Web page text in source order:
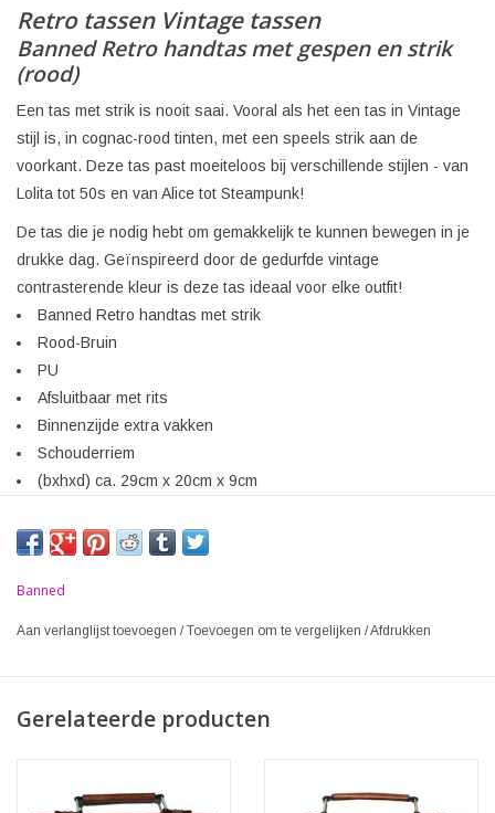
Retro tassen Vintage tassen
Banned Retro handtas met gespen en strik
(rood)
Een tas met strik is nooit saai. Vooral als het een tas in Vintage
stijl is, in cognac-rood tinten, met een speels strik aan de
voorkant. Deze tas past moeiteloos bij verschillende stijlen - van
Lolita tot 50s en van Alice tot Steampunk!
De tas die je nodig hebt om gemakkelijk te kunnen bewegen in je
drukke dag. Geïnspireerd door de gedurfde vintage
contrasterende kleur is deze tas ideaal voor elke outfit!
Banned Retro handtas met strik
Rood-Bruin
PU
Afsluitbaar met rits
Binnenzijde extra vakken
Schouderriem
(bxhxd) ca. 29cm x 20cm x 9cm
Banned
Aan verlanglijst toevoegen /Toevoegen om te vergelijken /Afdrukken
Gerelateerde producten